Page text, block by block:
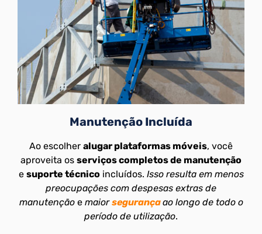
Manutenção Incluída
Ao escolher alugar plataformas móveis, você
aproveita os serviços completos de manutenção
e suporte técnicoincluídos. Isso resulta em menos
preocupações com despesas extras de
manutençãoe maiorsegurançaao longo de todo o
período de utilização.